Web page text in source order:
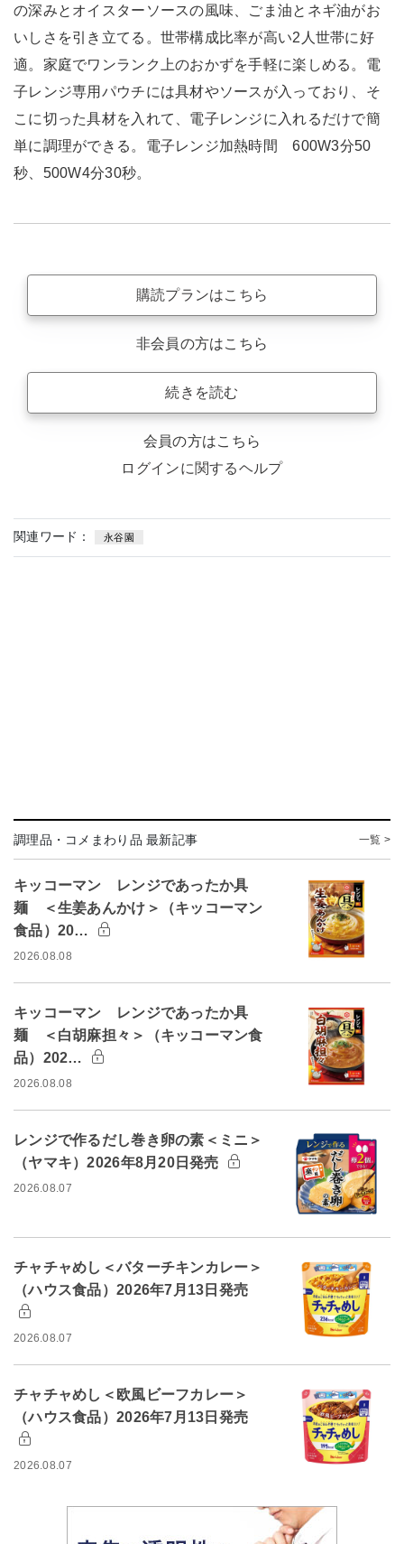
の深みとオイスターソースの風味、ごま油とネギ油がお
いしさを引き立てる。世帯構成比率が高い2人世帯に好
適。家庭でワンランク上のおかずを手軽に楽しめる。電
子レンジ専用パウチには具材やソースが入っており、そ
こに切った具材を入れて、電子レンジに入れるだけで簡
単に調理ができる。電子レンジ加熱時間 600W3分50
秒、500W4分30秒。
購読プランはこちら
非会員の方はこちら
続きを読む
会員の方はこちら
ログインに関するヘルプ
関連ワード： 永谷園
調理品・コメまわり品 最新記事 一覧 >
キッコーマン レンジであったか具
麺 ＜生姜あんかけ＞（キッコーマン
食品）20…
2026.08.08
キッコーマン レンジであったか具
麺 ＜白胡麻担々＞（キッコーマン食
品）202…
2026.08.08
レンジで作るだし巻き卵の素＜ミニ＞
（ヤマキ）2026年8月20日発売
2026.08.07
チャチャめし＜バターチキンカレー＞
（ハウス食品）2026年7月13日発売
2026.08.07
チャチャめし＜欧風ビーフカレー＞
（ハウス食品）2026年7月13日発売
2026.08.07